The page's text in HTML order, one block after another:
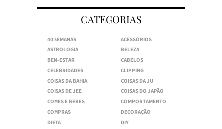
CATEGORIAS
40 SEMANAS
ACESSÓRIOS
ASTROLOGIA
BELEZA
BEM-ESTAR
CABELOS
CELEBRIDADES
CLIPPING
COISAS DA BAHIA
COISAS DA JU
COISAS DE JEE
COISAS DO JAPÃO
COMES E BEBES
COMPORTAMENTO
COMPRAS
DECORAÇÃO
DIETA
DIY